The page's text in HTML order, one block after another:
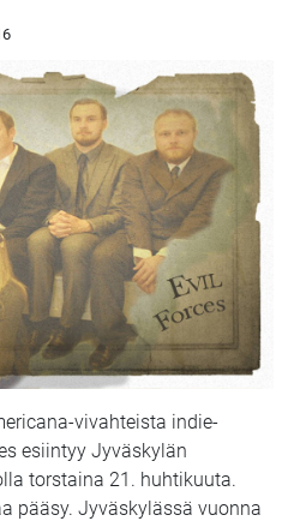
vivahteista indie-
esiintyy Jyväskylän
torstaina 21. huhtikuuta.
pääsy. Jyväskylässä vuonna